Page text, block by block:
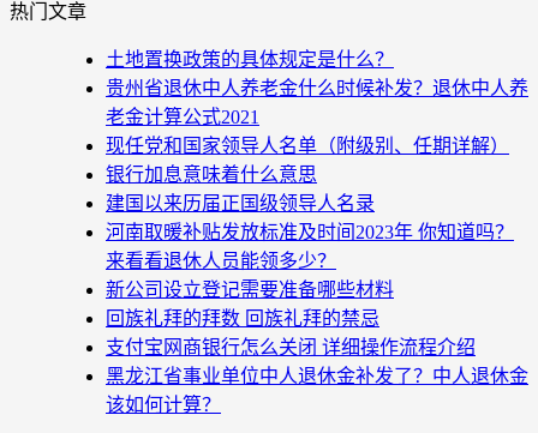
热门文章
土地置换政策的具体规定是什么？
贵州省退休中人养老金什么时候补发？退休中人养
老金计算公式2021
现任党和国家领导人名单（附级别、任期详解）
银行加息意味着什么意思
建国以来历届正国级领导人名录
河南取暖补贴发放标准及时间2023年 你知道吗？
来看看退休人员能领多少？
新公司设立登记需要准备哪些材料
回族礼拜的拜数 回族礼拜的禁忌
支付宝网商银行怎么关闭 详细操作流程介绍
黑龙江省事业单位中人退休金补发了？中人退休金
该如何计算？